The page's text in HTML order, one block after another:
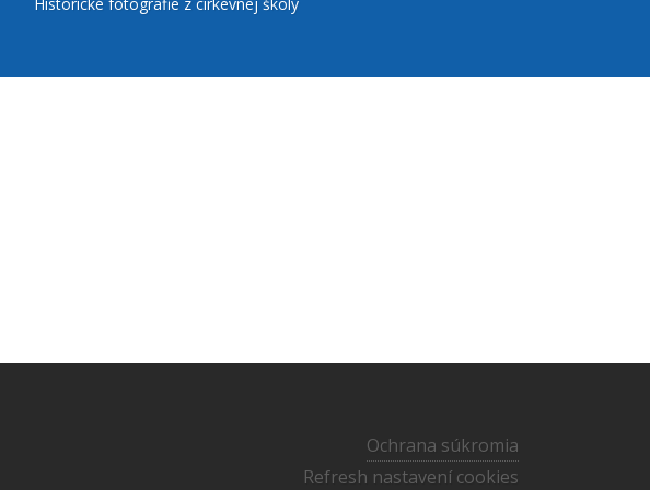
Ochrana súkromia
Refresh nastavení cookies